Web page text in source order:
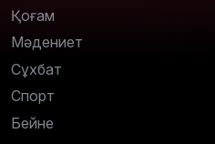
Қоғам
Мәдениет
Сұхбат
Спорт
Бейне